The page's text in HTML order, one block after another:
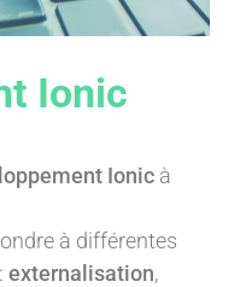
Ionic
Ionic à
à différentes
externalisation,